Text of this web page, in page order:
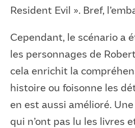
Resident Evil ». Bref,
Cependant, le scénario a
les personnages de
cela enrichit la
histoire ou foisonne les
en est aussi amélioré.
qui n’ont pas lu les livres